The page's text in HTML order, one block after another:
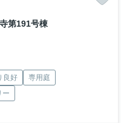
第191号棟
良好
専用庭
ー